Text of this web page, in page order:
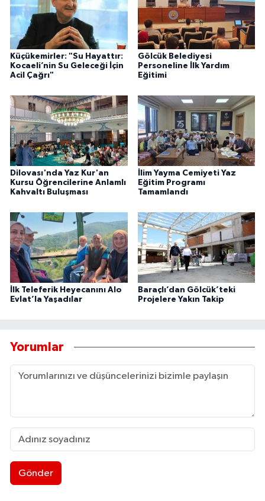
Küçükemirler: "Su Hayattır:
Kocaeli’nin Su Geleceği İçin
Acil Çağrı"
Gölcük Belediyesi
Personeline İlk Yardım
Eğitimi
Dilovası'nda Yaz Kur'an
Kursu Öğrencilerine Anlamlı
Kahvaltı Buluşması
İlim Yayma Cemiyeti Yaz
Eğitim Programı
Tamamlandı
İlk Teleferik Heyecanını Alo
Evlat’la Yaşadılar
Baraçlı’dan Gölcük’teki
Projelere Yakın Takip
Yorumlar
Gönder